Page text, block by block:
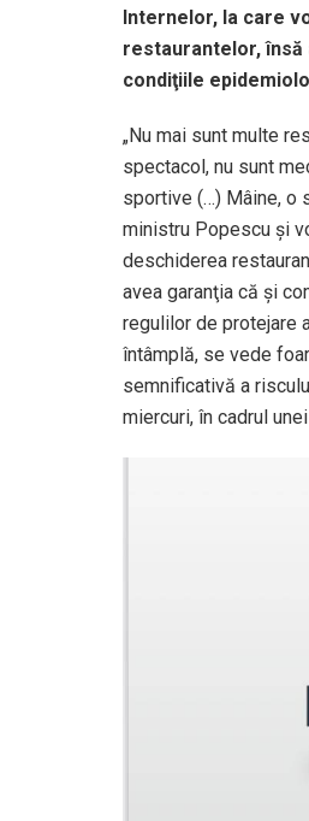
Internelor, la care
restaurantelor,
condiţiile
„Nu mai sunt multe
spectacol, nu sunt
sportive (…) Mâine, o
ministru Popescu şi
deschiderea
avea garanţia că şi
regulilor de protejare
întâmplă, se vede
semnificativă a
miercuri, în cadrul